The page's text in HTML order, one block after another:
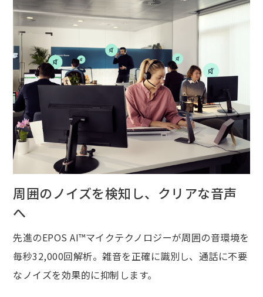
周囲のノイズを検知し、クリアな音声
へ
先進のEPOS AI™マイクテクノロジーが周囲の音環境を
毎秒32,000回解析。雑音を正確に識別し、通話に不要
なノイズを効果的に抑制します。